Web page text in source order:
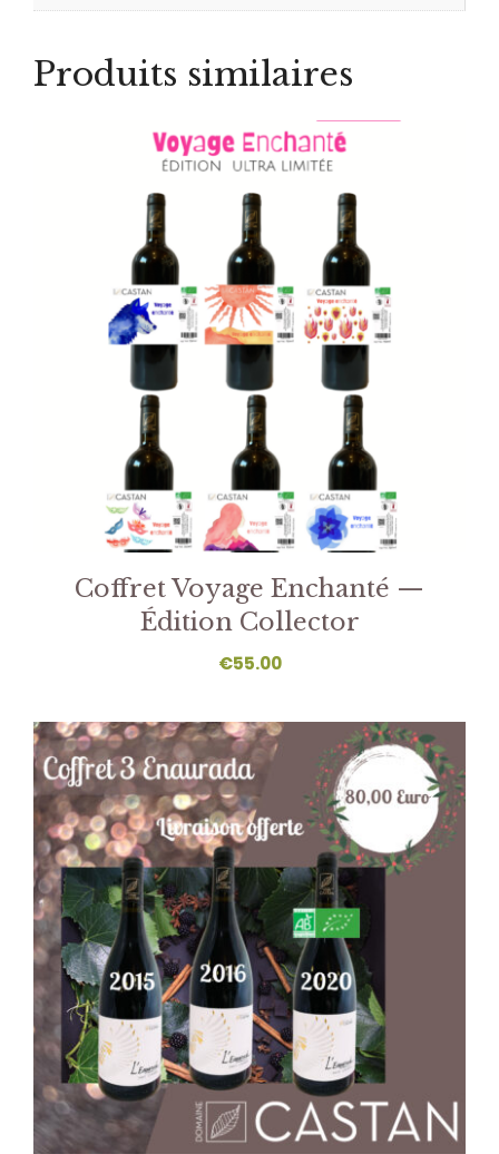
Produits similaires
Coffret Voyage Enchanté —
Édition Collector
€55.00